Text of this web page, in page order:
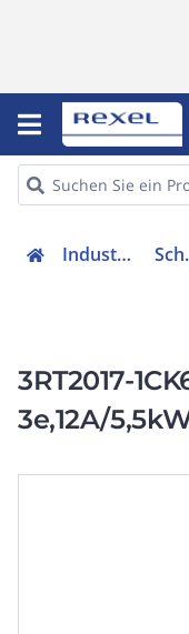
Industriekomponenten
3RT2017-
3e,12A/